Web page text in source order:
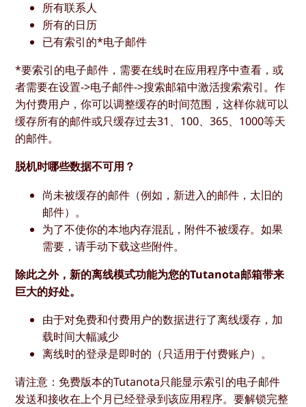
所有联系人
所有的日历
已有索引的*电子邮件
*要索引的电子邮件，需要在线时在应用程序中查看，或
者需要在设置->电子邮件->搜索邮箱中激活搜索索引。作
为付费用户，你可以调整缓存的时间范围，这样你就可以
缓存所有的邮件或只缓存过去31、100、365、1000等天
的邮件。
脱机时哪些数据不可用？
尚未被缓存的邮件（例如，新进入的邮件，太旧的
邮件）。
为了不使你的本地内存混乱，附件不被缓存。如果
需要，请手动下载这些附件。
除此之外，新的离线模式功能为您的Tutanota邮箱带来
巨大的好处。
由于对免费和付费用户的数据进行了离线缓存，加
载时间大幅减少
离线时的登录是即时的（只适用于付费账户）。
请注意：免费版本的Tutanota只能显示索引的电子邮件
发送和接收在上个月已经登录到该应用程序。要解锁完整